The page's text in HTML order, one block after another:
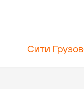
Сити